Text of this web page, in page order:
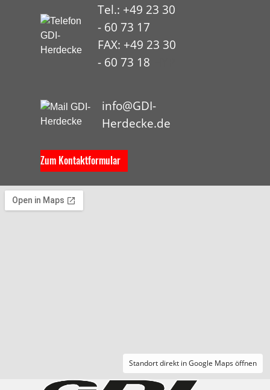
Tel.: +49 23 30
- 60 73 17
FAX: +49 23 30
- 60 73 18
info@GDI-
Herdecke.de
Zum Kontaktformular
Standort direkt in Google Maps öffnen